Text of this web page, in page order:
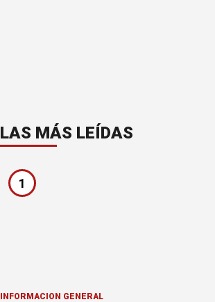
LAS MÁS LEÍDAS
1
INFORMACION GENERAL